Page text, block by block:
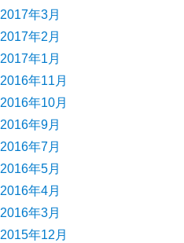
2017年3月
2017年2月
2017年1月
2016年11月
2016年10月
2016年9月
2016年7月
2016年5月
2016年4月
2016年3月
2015年12月